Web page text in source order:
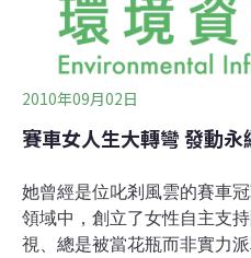
2010年09月02日
賽車女人生大轉彎 發動
她曾經是位叱剎風雲的賽車
領域中，創立了女性自主支
視、總是被當花瓶而非實力